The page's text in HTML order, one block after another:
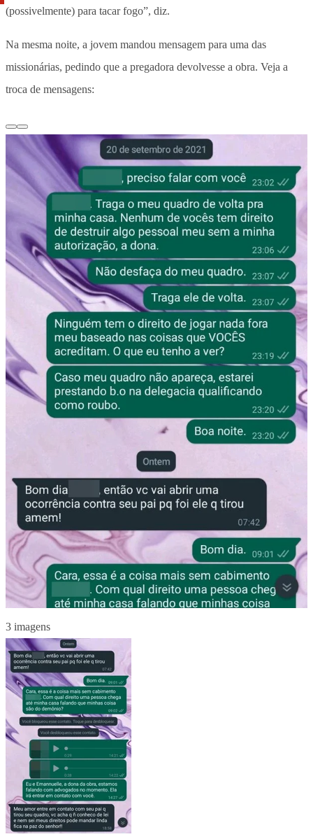
(possivelmente) para tacar fogo”, diz.
Na mesma noite, a jovem mandou mensagem para uma das
missionárias, pedindo que a pregadora devolvesse a obra. Veja a
troca de mensagens:
3 imagens